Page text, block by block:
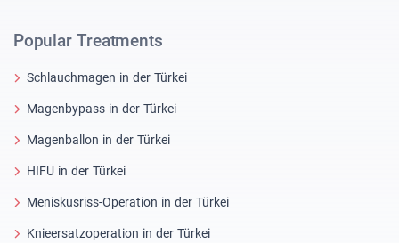
Popular Treatments
Schlauchmagen in der Türkei
Magenbypass in der Türkei
Magenballon in der Türkei
HIFU in der Türkei
Meniskusriss-Operation in der Türkei
Knieersatzoperation in der Türkei